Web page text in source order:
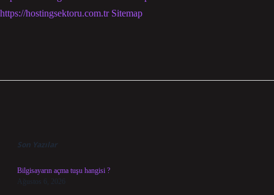
https://hostingsektoru.com.tr Sitemap
Son Yazılar
Bilgisayarın açma tuşu hangisi ?
Ağustos 6, 2026